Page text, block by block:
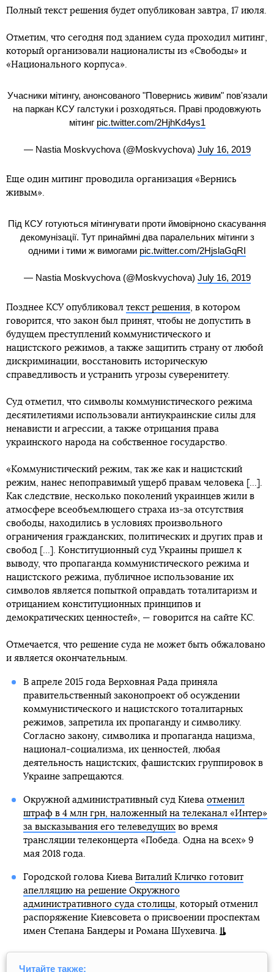
Полный текст решения будет опубликован завтра, 17 июля.
Отметим, что сегодня под зданием суда проходил митинг,
который организовали националисты из «Свободы» и
«Национального корпуса».
Учасники мітингу, анонсованого "Повернись живим" пов'язали
на паркан КСУ галстуки і розходяться. Праві продовжують
мітинг pic.twitter.com/2HjhKd4ys1
— Nastia Moskvychova (@Moskvychova) July 16, 2019
Еще один митинг проводила организация «Вернись
живым».
Під КСУ готуються мітингувати проти ймовірноно скасування
декомунізації. Тут принаймні два паралельних мітинги з
одними і тими ж вимогами pic.twitter.com/2HjslaGqRI
— Nastia Moskvychova (@Moskvychova) July 16, 2019
Позднее КСУ опубликовал текст решения, в котором
говорится, что закон был принят, чтобы не допустить в
будущем преступлений коммунистического и
нацистского режимов, а также защитить страну от любой
дискриминации, восстановить историческую
справедливость и устранить угрозы суверенитету.
Суд отметил, что символы коммунистического режима
десятилетиями использовали антиукраинские силы для
ненависти и агрессии, а также отрицания права
украинского народа на собственное государство.
«Коммунистический режим, так же как и нацистский
режим, нанес непоправимый ущерб правам человека [...].
Как следствие, несколько поколений украинцев жили в
атмосфере всеобъемлющего страха из-за отсутствия
свободы, находились в условиях произвольного
ограничения гражданских, политических и других прав и
свобод [...]. Конституционный суд Украины пришел к
выводу, что пропаганда коммунистического режима и
нацистского режима, публичное использование их
символов является попыткой оправдать тоталитаризм и
отрицанием конституционных принципов и
демократических ценностей», — говорится на сайте КС.
Отмечается, что решение суда не может быть обжаловано
и является окончательным.
В апреле 2015 года Верховная Рада приняла
правительственный законопроект об осуждении
коммунистического и нацистского тоталитарных
режимов, запретила их пропаганду и символику.
Согласно закону, символика и пропаганда нацизма,
национал-социализма, их ценностей, любая
деятельность нацистских, фашистских группировок в
Украине запрещаются.
Окружной административный суд Киева отменил
штраф в 4 млн грн, наложенный на телеканал «Интер»
за высказывания его телеведущихво время
трансляции телеконцерта «Победа. Одна на всех» 9
мая 2018 года.
Городской голова Киева Виталий Кличко готовит
апелляцию на решение Окружного
административного суда столицы, который отменил
распоряжение Киевсовета о присвоении проспектам
имен Степана Бандеры и Романа Шухевича.
Читайте также: